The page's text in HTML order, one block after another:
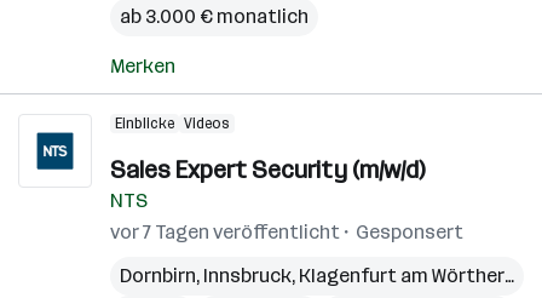
ab 3.000 € monatlich
Merken
Einblicke Videos
Sales Expert Security (m/w/d)
NTS
vor 7 Tagen veröffentlicht
Gesponsert
Dornbirn, Innsbruck, Klagenfurt am Wörthersee